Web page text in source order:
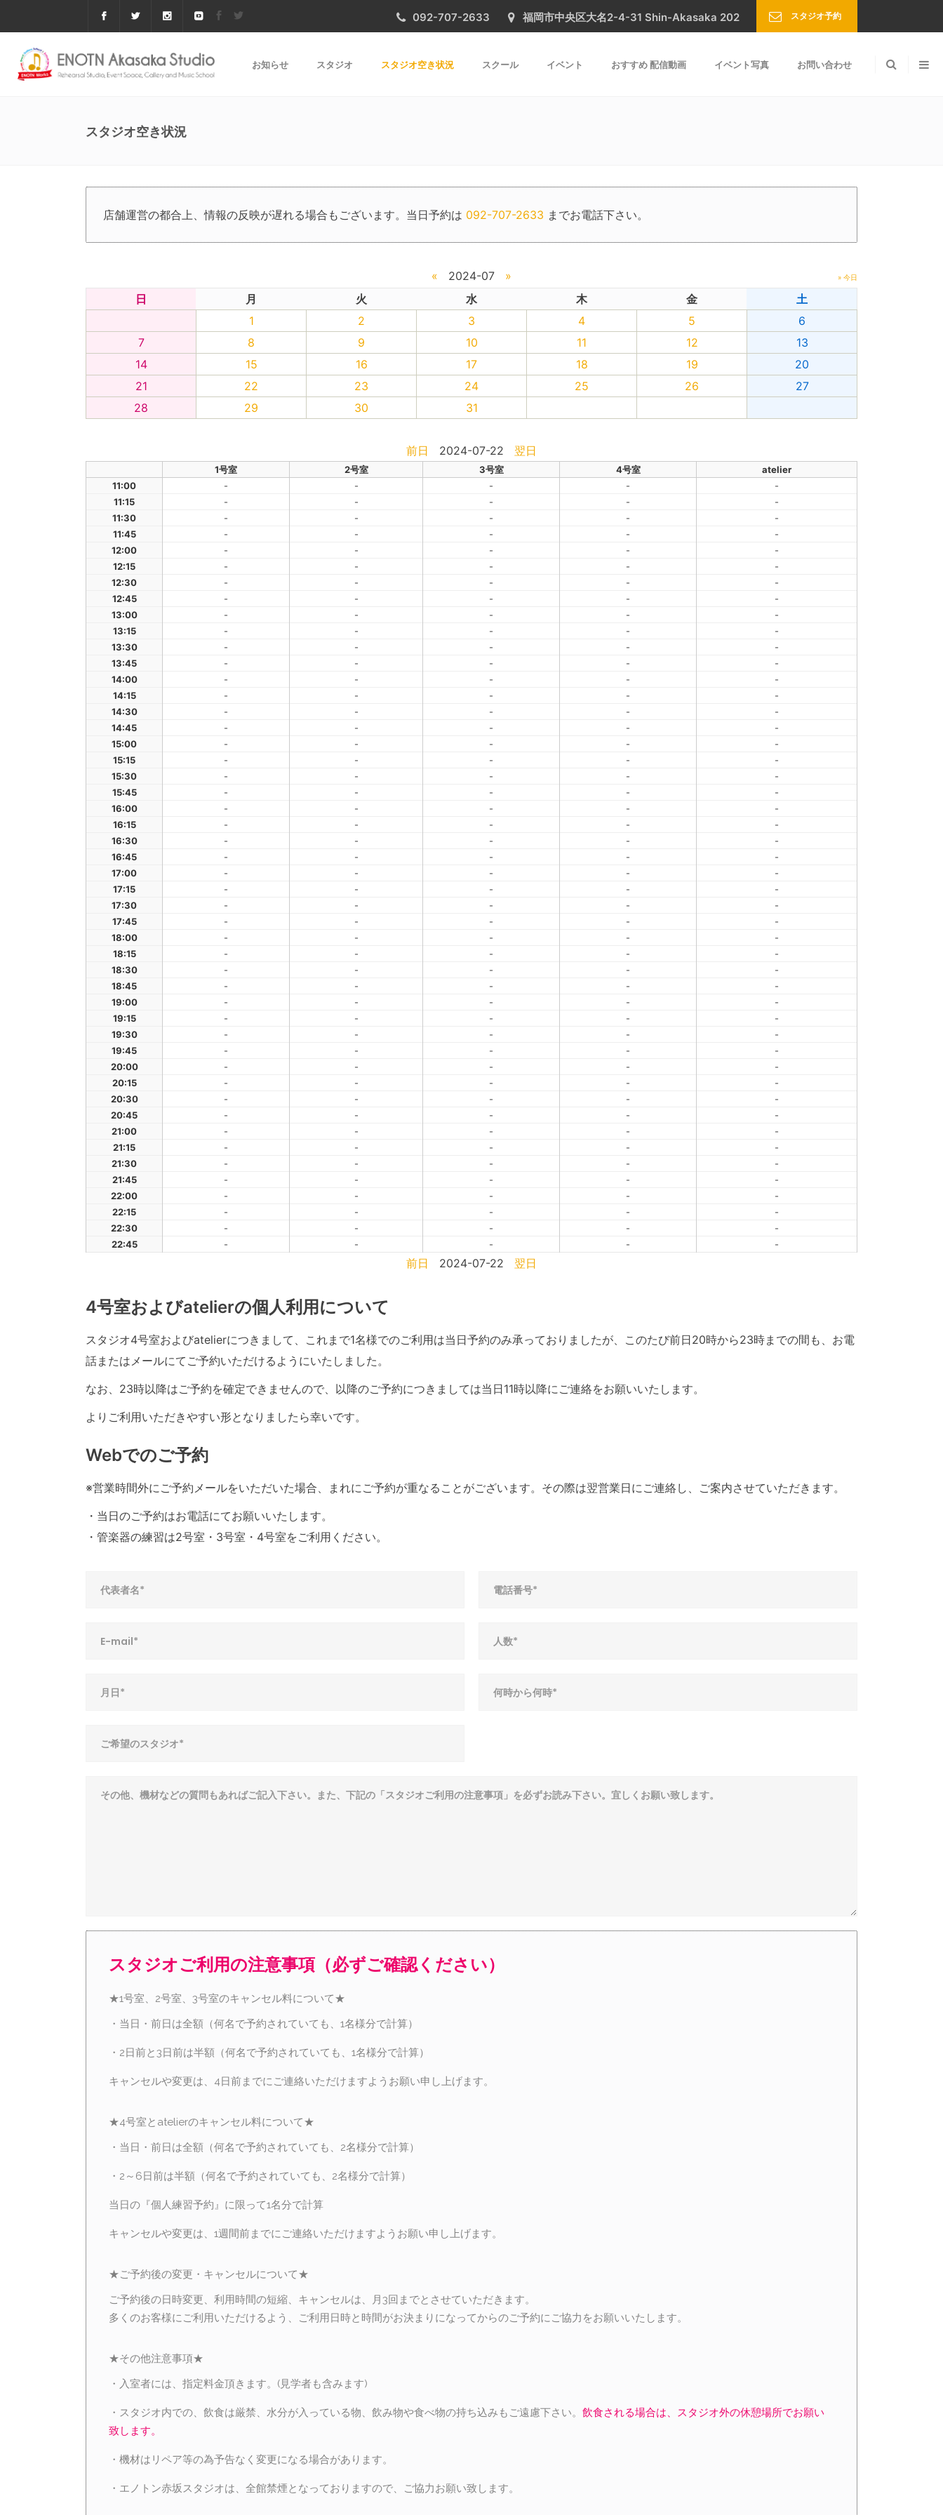
092-707-2633 福岡市中央区大名2-4-31 Shin-Akasaka 202 スタジオ予約
お知らせ スタジオ スタジオ空き状況 スクール イベント おすすめ 配信動画 イベント写真 お問い合わせ
スタジオ空き状況
店舗運営の都合上、情報の反映が遅れる場合もございます。当日予約は 092-707-2633 までお電話下さい。
« 2024-07 » » 今日
日 月 火 水 木 金
土
1
2 3 4 5
6
7
8 9 10 11 12
13
14
15 16 17 18 19
20
21
22 23 24 25 26
27
28
29 30 31
前日 2024-07-22 翌日
1号室 2号室 3号室 4号室
atelier
11:00
- - - -
-
11:15
- - - -
-
11:30
- - - -
-
11:45
- - - -
-
12:00
- - - -
-
12:15
- - - -
-
12:30
- - - -
-
12:45
- - - -
-
13:00
- - - -
-
13:15
- - - -
-
13:30
- - - -
-
13:45
- - - -
-
14:00
- - - -
-
14:15
- - - -
-
14:30
- - - -
-
14:45
- - - -
-
15:00
- - - -
-
15:15
- - - -
-
15:30
- - - -
-
15:45
- - - -
-
16:00
- - - -
-
16:15
- - - -
-
16:30
- - - -
-
16:45
- - - -
-
17:00
- - - -
-
17:15
- - - -
-
17:30
- - - -
-
17:45
- - - -
-
18:00
- - - -
-
18:15
- - - -
-
18:30
- - - -
-
18:45
- - - -
-
19:00
- - - -
-
19:15
- - - -
-
19:30
- - - -
-
19:45
- - - -
-
20:00
- - - -
-
20:15
- - - -
-
20:30
- - - -
-
20:45
- - - -
-
21:00
- - - -
-
21:15
- - - -
-
21:30
- - - -
-
21:45
- - - -
-
22:00
- - - -
-
22:15
- - - -
-
22:30
- - - -
-
22:45
- - - - -
前日 2024-07-22 翌日
4号室およびatelierの個人利用について
スタジオ4号室およびatelierにつきまして、これまで1名様でのご利用は当日予約のみ承っておりましたが、このたび前日20時から23時までの間も、お電
話またはメールにてご予約いただけるようにいたしました。
なお、23時以降はご予約を確定できませんので、以降のご予約につきましては当日11時以降にご連絡をお願いいたします。
よりご利用いただきやすい形となりましたら幸いです。
Webでのご予約
※営業時間外にご予約メールをいただいた場合、まれにご予約が重なることがございます。その際は翌営業日にご連絡し、ご案内させていただきます。
・当日のご予約はお電話にてお願いいたします。
・管楽器の練習は2号室・3号室・4号室をご利用ください。
スタジオご利用の注意事項（必ずご確認ください）
★1号室、2号室、3号室のキャンセル料について★
・当日・前日は全額（何名で予約されていても、1名様分で計算）
・2日前と3日前は半額（何名で予約されていても、1名様分で計算）
キャンセルや変更は、4日前までにご連絡いただけますようお願い申し上げます。
★4号室とatelierのキャンセル料について★
・当日・前日は全額（何名で予約されていても、2名様分で計算）
・2～6日前は半額（何名で予約されていても、2名様分で計算）
当日の『個人練習予約』に限って1名分で計算
キャンセルや変更は、1週間前までにご連絡いただけますようお願い申し上げます。
★ご予約後の変更・キャンセルについて★
ご予約後の日時変更、利用時間の短縮、キャンセルは、月3回までとさせていただきます。
多くのお客様にご利用いただけるよう、ご利用日時と時間がお決まりになってからのご予約にご協力をお願いいたします。
★その他注意事項★
・入室者には、指定料金頂きます。(見学者も含みます)
・スタジオ内での、飲食は厳禁、水分が入っている物、飲み物や食べ物の持ち込みもご遠慮下さい。 飲食される場合は、スタジオ外の休憩場所でお願い
致します。
・機材はリペア等の為予告なく変更になる場合があります。
・エノトン赤坂スタジオは、全館禁煙となっておりますので、ご協力お願い致します。